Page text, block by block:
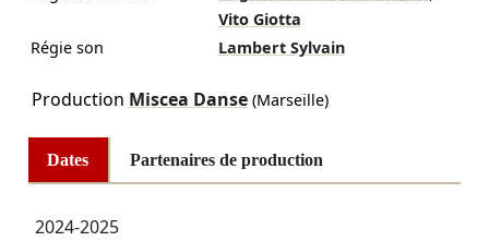
Vito Giotta
Régie son
Lambert Sylvain
Production Miscea Danse(Marseille)
Dates Partenaires de production
2024-2025